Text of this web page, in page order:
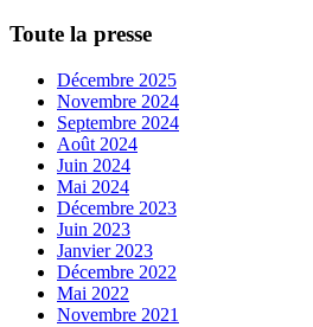
Toute la presse
Décembre 2025
Novembre 2024
Septembre 2024
Août 2024
Juin 2024
Mai 2024
Décembre 2023
Juin 2023
Janvier 2023
Décembre 2022
Mai 2022
Novembre 2021